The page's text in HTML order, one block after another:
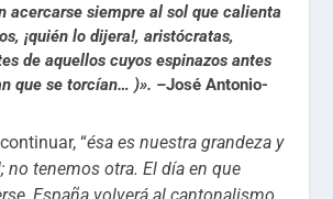
acercarse siempre al sol que calienta
¡quién lo dijera!, aristócratas,
de aquellos cuyos espinazos antes
que se torcían… )». –José Antonio-
“ésa es nuestra grandeza y
no tenemos otra. El día en que